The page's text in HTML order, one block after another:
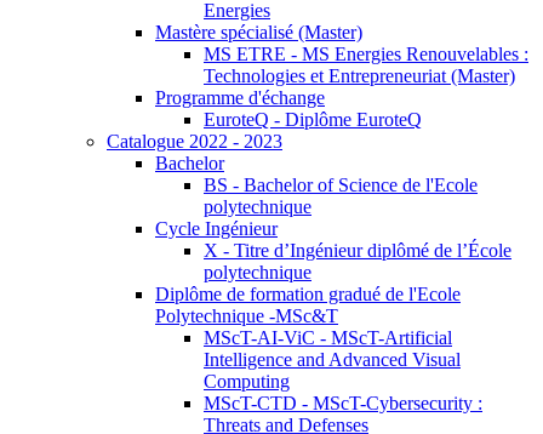
Energies
Mastère spécialisé (Master)
MS ETRE - MS Energies Renouvelables :
Technologies et Entrepreneuriat (Master)
Programme d'échange
EuroteQ - Diplôme EuroteQ
Catalogue 2022 - 2023
Bachelor
BS - Bachelor of Science de l'Ecole
polytechnique
Cycle Ingénieur
X - Titre d’Ingénieur diplômé de l’École
polytechnique
Diplôme de formation gradué de l'Ecole
Polytechnique -MSc&T
MScT-AI-ViC - MScT-Artificial
Intelligence and Advanced Visual
Computing
MScT-CTD - MScT-Cybersecurity :
Threats and Defenses